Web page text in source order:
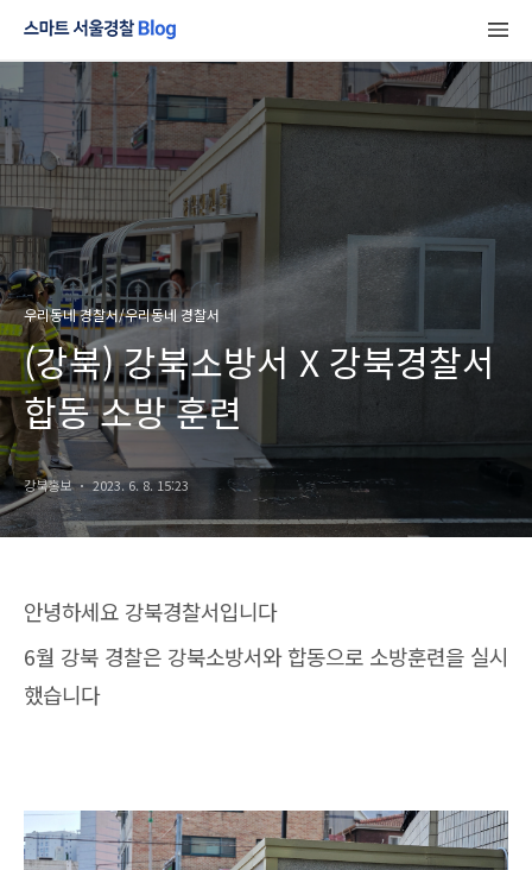
우리동네 경찰서/우리동네 경찰서
(강북) 강북소방서 X 강북경찰서
합동 소방 훈련
강북홍보 2023. 6. 8. 15:23
안녕하세요 강북경찰서입니다
6월 강북 경찰은 강북소방서와 합동으로 소방훈련을 실시
했습니다